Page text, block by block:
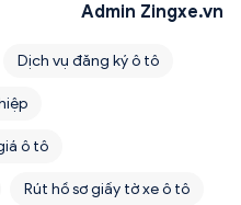
Admin Zingxe.vn
Dịch vụ đăng ký ô tô
ô tô
Rút hồ sơ giấy tờ xe ô tô